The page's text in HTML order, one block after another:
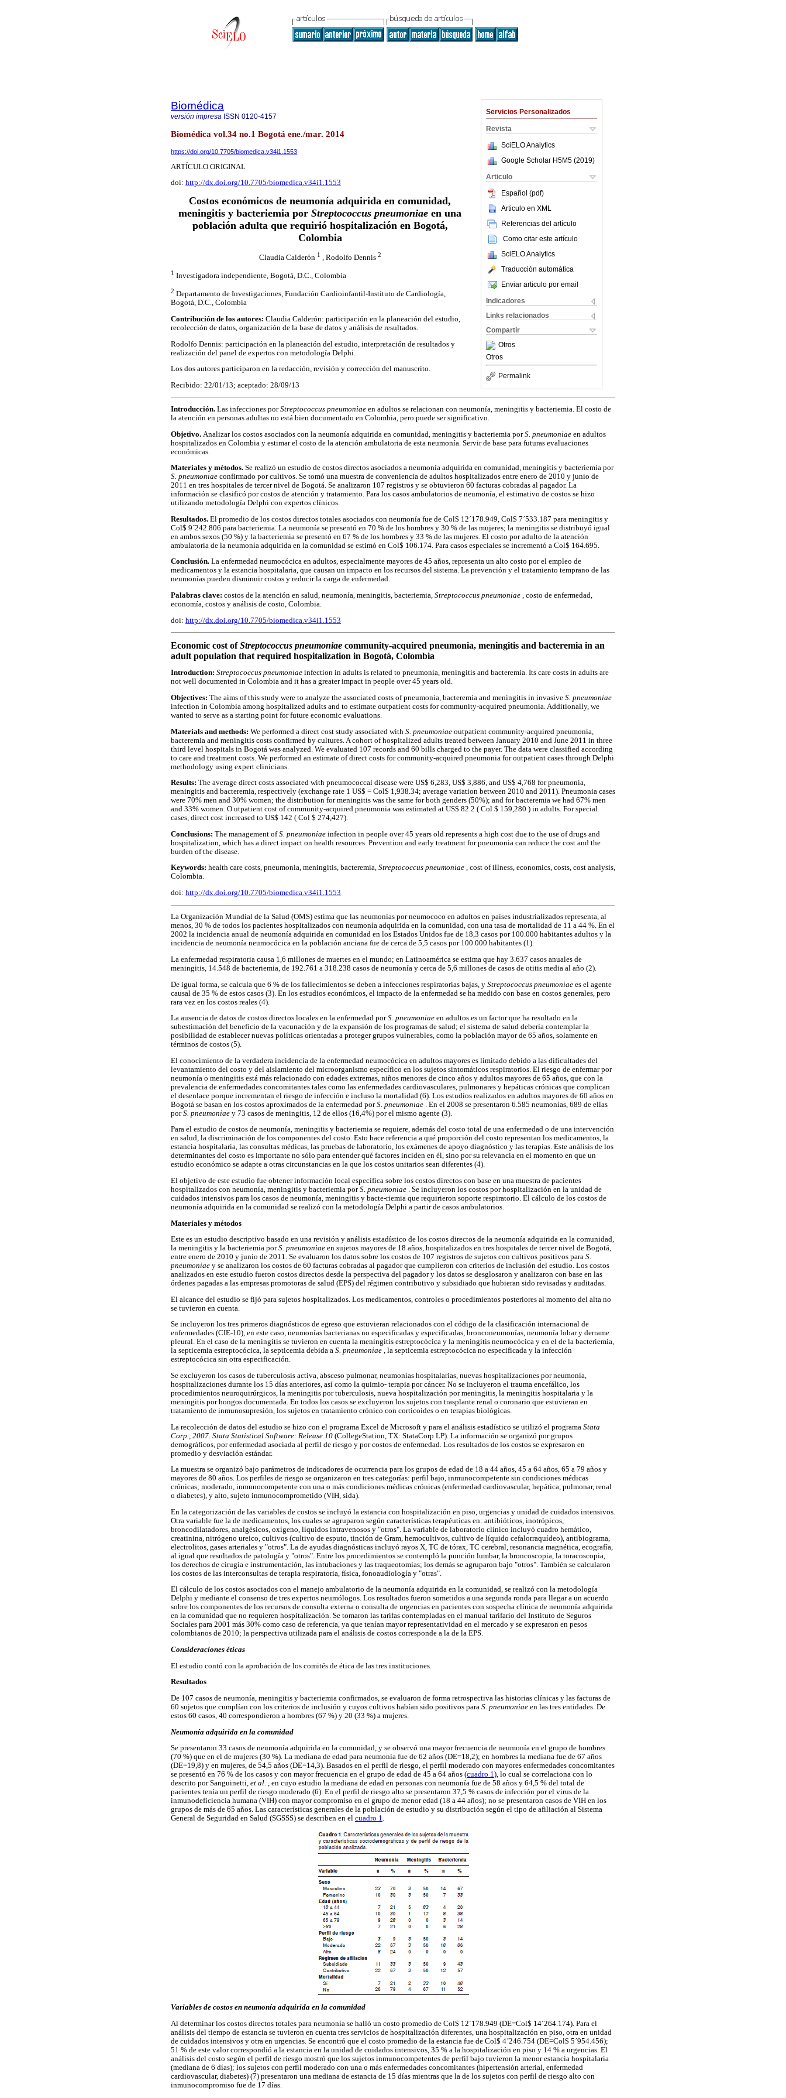
Servicios Personalizados
Revista
SciELO Analytics
Google Scholar H5M5 (2019)
Articulo
Español (pdf)
Articulo en XML
Referencias del artículo
Como citar este artículo
SciELO Analytics
Traducción automática
Enviar articulo por email
Indicadores
Links relacionados
Compartir
Otros
Otros
Permalink
Biomédica
versión impresa ISSN 0120-4157
Biomédica vol.34 no.1 Bogotá ene./mar. 2014
https://doi.org/10.7705/biomedica.v34i1.1553
ARTÍCULO ORIGINAL
doi: http://dx.doi.org/10.7705/biomedica.v34i1.1553
Costos económicos de neumonía adquirida en comunidad,
meningitis y bacteriemia por Streptococcus pneumoniae en una
población adulta que requirió hospitalización en Bogotá,
Colombia
Claudia Calderón 1 , Rodolfo Dennis 2
1 Investigadora independiente, Bogotá, D.C., Colombia
2 Departamento de Investigaciones, Fundación Cardioinfantil-Instituto de Cardiología,
Bogotá, D.C., Colombia
Contribución de los autores: Claudia Calderón: participación en la planeación del estudio,
recolección de datos, organización de la base de datos y análisis de resultados.
Rodolfo Dennis: participación en la planeación del estudio, interpretación de resultados y
realización del panel de expertos con metodología Delphi.
Los dos autores participaron en la redacción, revisión y corrección del manuscrito.
Recibido: 22/01/13; aceptado: 28/09/13
Introducción. Las infecciones porStreptococcus pneumoniae en adultos se relacionan con neumonía, meningitis y bacteriemia. El costo de
la atención en personas adultas no está bien documentado en Colombia, pero puede ser significativo.
Objetivo. Analizar los costos asociados con la neumonía adquirida en comunidad, meningitis y bacteriemia porS. pneumoniae en adultos
hospitalizados en Colombia y estimar el costo de la atención ambulatoria de esta neumonía. Servir de base para futuras evaluaciones
económicas.
Materiales y métodos. Se realizó un estudio de costos directos asociados a neumonía adquirida en comunidad, meningitis y bacteriemia por
S. pneumoniae confirmado por cultivos. Se tomó una muestra de conveniencia de adultos hospitalizados entre enero de 2010 y junio de
2011 en tres hospitales de tercer nivel de Bogotá. Se analizaron 107 registros y se obtuvieron 60 facturas cobradas al pagador. La
información se clasificó por costos de atención y tratamiento. Para los casos ambulatorios de neumonía, el estimativo de costos se hizo
utilizando metodología Delphi con expertos clínicos.
Resultados. El promedio de los costos directos totales asociados con neumonía fue de Col$ 12´178.949, Col$ 7´533.187 para meningitis y
Col$ 9´242.806 para bacteriemia. La neumonía se presentó en 70 % de los hombres y 30 % de las mujeres; la meningitis se distribuyó igual
en ambos sexos (50 %) y la bacteriemia se presentó en 67 % de los hombres y 33 % de las mujeres. El costo por adulto de la atención
ambulatoria de la neumonía adquirida en la comunidad se estimó en Col$ 106.174. Para casos especiales se incrementó a Col$ 164.695.
Conclusión. La enfermedad neumocócica en adultos, especialmente mayores de 45 años, representa un alto costo por el empleo de
medicamentos y la estancia hospitalaria, que causan un impacto en los recursos del sistema. La prevención y el tratamiento temprano de las
neumonías pueden disminuir costos y reducir la carga de enfermedad.
Palabras clave: costos de la atención en salud, neumonía, meningitis, bacteriemia, Streptococcus pneumoniae , costo de enfermedad,
economía, costos y análisis de costo, Colombia.
doi: http://dx.doi.org/10.7705/biomedica.v34i1.1553
Economic cost ofStreptococcus pneumoniae community-acquired pneumonia, meningitis and bacteremia in an
adult population that required hospitalization in Bogotá, Colombia
Introduction: Streptococcus pneumoniae infection in adults is related to pneumonia, meningitis and bacteremia. Its care costs in adults are
not well documented in Colombia and it has a greater impact in people over 45 years old.
Objectives: The aims of this study were to analyze the associated costs of pneumonia, bacteremia and meningitis in invasive S. pneumoniae
infection in Colombia among hospitalized adults and to estimate outpatient costs for community-acquired pneumonia. Additionally, we
wanted to serve as a starting point for future economic evaluations.
Materials and methods: We performed a direct cost study associated with S. pneumoniae outpatient community-acquired pneumonia,
bacteremia and meningitis costs confirmed by cultures. A cohort of hospitalized adults treated between January 2010 and June 2011 in three
third level hospitals in Bogotá was analyzed. We evaluated 107 records and 60 bills charged to the payer. The data were classified according
to care and treatment costs. We performed an estimate of direct costs for community-acquired pneumonia for outpatient cases through Delphi
methodology using expert clinicians.
Results: The average direct costs associated with pneumococcal disease were US$ 6,283, US$ 3,886, and US$ 4,768 for pneumonia,
meningitis and bacteremia, respectively (exchange rate 1 US$ = Col$ 1,938.34; average variation between 2010 and 2011). Pneumonia cases
were 70% men and 30% women; the distribution for meningitis was the same for both genders (50%); and for bacteremia we had 67% men
and 33% women. O utpatient cost of community-acquired pneumonia was estimated at US$ 82.2 ( Col $ 159,280 ) in adults. For special
cases, direct cost increased to US$ 142 ( Col $ 274,427).
Conclusions: The management ofS. pneumoniae infection in people over 45 years old represents a high cost due to the use of drugs and
hospitalization, which has a direct impact on health resources. Prevention and early treatment for pneumonia can reduce the cost and the
burden of the disease.
Keywords: health care costs, pneumonia, meningitis, bacteremia, Streptococcus pneumoniae , cost of illness, economics, costs, cost analysis,
Colombia.
doi: http://dx.doi.org/10.7705/biomedica.v34i1.1553
La Organización Mundial de la Salud (OMS) estima que las neumonías por neumococo en adultos en países industrializados representa, al
menos, 30 % de todos los pacientes hospitalizados con neumonía adquirida en la comunidad, con una tasa de mortalidad de 11 a 44 %. En el
2002 la incidencia anual de neumonía adquirida en comunidad en los Estados Unidos fue de 18,3 casos por 100.000 habitantes adultos y la
incidencia de neumonía neumocócica en la población anciana fue de cerca de 5,5 casos por 100.000 habitantes (1).
La enfermedad respiratoria causa 1,6 millones de muertes en el mundo; en Latinoamérica se estima que hay 3.637 casos anuales de
meningitis, 14.548 de bacteriemia, de 192.761 a 318.238 casos de neumonía y cerca de 5,6 millones de casos de otitis media al año (2).
De igual forma, se calcula que 6 % de los fallecimientos se deben a infecciones respiratorias bajas, y Streptococcus pneumoniae es el agente
causal de 35 % de estos casos (3). En los estudios económicos, el impacto de la enfermedad se ha medido con base en costos generales, pero
rara vez en los costos reales (4).
La ausencia de datos de costos directos locales en la enfermedad porS. pneumoniae en adultos es un factor que ha resultado en la
subestimación del beneficio de la vacunación y de la expansión de los programas de salud; el sistema de salud debería contemplar la
posibilidad de establecer nuevas políticas orientadas a proteger grupos vulnerables, como la población mayor de 65 años, solamente en
términos de costos (5).
El conocimiento de la verdadera incidencia de la enfermedad neumocócica en adultos mayores es limitado debido a las dificultades del
levantamiento del costo y del aislamiento del microorganismo específico en los sujetos sintomáticos respiratorios. El riesgo de enfermar por
neumonía o meningitis está más relacionado con edades extremas, niños menores de cinco años y adultos mayores de 65 años, que con la
prevalencia de enfermedades concomitantes tales como las enfermedades cardiovasculares, pulmonares y hepáticas crónicas que complican
el desenlace porque incrementan el riesgo de infección e incluso la mortalidad (6). Los estudios realizados en adultos mayores de 60 años en
Bogotá se basan en los costos aproximados de la enfermedad porS. pneumoniae
. En el 2008 se presentaron 6.585 neumonías, 689 de ellas
porS. pneumoniae y 73 casos de meningitis, 12 de ellos (16,4%) por el mismo agente (3).
Para el estudio de costos de neumonía, meningitis y bacteriemia se requiere, además del costo total de una enfermedad o de una intervención
en salud, la discriminación de los componentes del costo. Esto hace referencia a qué proporción del costo representan los medicamentos, la
estancia hospitalaria, las consultas médicas, las pruebas de laboratorio, los exámenes de apoyo diagnóstico y las terapias. Este análisis de los
determinantes del costo es importante no sólo para entender qué factores inciden en él, sino por su relevancia en el momento en que un
estudio económico se adapte a otras circunstancias en la que los costos unitarios sean diferentes (4).
El objetivo de este estudio fue obtener información local específica sobre los costos directos con base en una muestra de pacientes
hospitalizados con neumonía, meningitis y bacteriemia porS. pneumoniae . Se incluyeron los costos por hospitalización en la unidad de
cuidados intensivos para los casos de neumonía, meningitis y bacte-riemia que requirieron soporte respiratorio. El cálculo de los costos de
neumonía adquirida en la comunidad se realizó con la metodología Delphi a partir de casos ambulatorios.
Materiales y métodos
Este es un estudio descriptivo basado en una revisión y análisis estadístico de los costos directos de la neumonía adquirida en la comunidad,
la meningitis y la bacteriemia porS. pneumoniae en sujetos mayores de 18 años, hospitalizados en tres hospitales de tercer nivel de Bogotá,
entre enero de 2010 y junio de 2011. Se evaluaron los datos sobre los costos de 107 registros de sujetos con cultivos positivos para S.
pneumoniae y se analizaron los costos de 60 facturas cobradas al pagador que cumplieron con criterios de inclusión del estudio. Los costos
analizados en este estudio fueron costos directos desde la perspectiva del pagador y los datos se desglosaron y analizaron con base en las
órdenes pagadas a las empresas promotoras de salud (EPS) del régimen contributivo y subsidiado que hubieran sido revisadas y auditadas.
El alcance del estudio se fijó para sujetos hospitalizados. Los medicamentos, controles o procedimientos posteriores al momento del alta no
se tuvieron en cuenta.
Se incluyeron los tres primeros diagnósticos de egreso que estuvieran relacionados con el código de la clasificación internacional de
enfermedades (CIE-10), en este caso, neumonías bacterianas no especificadas y especificadas, bronconeumonías, neumonía lobar y derrame
pleural. En el caso de la meningitis se tuvieron en cuenta la meningitis estreptocócica y la meningitis neumocócica y en el de la bacteriemia,
la septicemia estreptocócica, la septicemia debida a S. pneumoniae , la septicemia estreptocócica no especificada y la infección
estreptocócica sin otra especificación.
Se excluyeron los casos de tuberculosis activa, absceso pulmonar, neumonías hospitalarias, nuevas hospitalizaciones por neumonía,
hospitalizaciones durante los 15 días anteriores, así como la quimio- terapia por cáncer. No se incluyeron el trauma encefálico, los
procedimientos neuroquirúrgicos, la meningitis por tuberculosis, nueva hospitalización por meningitis, la meningitis hospitalaria y la
meningitis por hongos documentada. En todos los casos se excluyeron los sujetos con trasplante renal o coronario que estuvieran en
tratamiento de inmunosupresión, los sujetos en tratamiento crónico con corticoides o en terapias biológicas.
La recolección de datos del estudio se hizo con el programa Excel de Microsoft y para el análisis estadístico se utilizó el programa Stata
Corp., 2007. Stata Statistical Software: Release 10 (CollegeStation, TX: StataCorp LP). La información se organizó por grupos
demográficos, por enfermedad asociada al perfil de riesgo y por costos de enfermedad. Los resultados de los costos se expresaron en
promedio y desviación estándar.
La muestra se organizó bajo parámetros de indicadores de ocurrencia para los grupos de edad de 18 a 44 años, 45 a 64 años, 65 a 79 años y
mayores de 80 años. Los perfiles de riesgo se organizaron en tres categorías: perfil bajo, inmunocompetente sin condiciones médicas
crónicas; moderado, inmunocompetente con una o más condiciones médicas crónicas (enfermedad cardiovascular, hepática, pulmonar, renal
o diabetes), y alto, sujeto inmunocomprometido (VIH, sida).
En la categorización de las variables de costos se incluyó la estancia con hospitalización en piso, urgencias y unidad de cuidados intensivos.
Otra variable fue la de medicamentos, los cuales se agruparon según características terapéuticas en: antibióticos, inotrópicos,
broncodilatadores, analgésicos, oxígeno, líquidos intravenosos y "otros". La variable de laboratorio clínico incluyó cuadro hemático,
creatinina, nitrógeno ureico, cultivos (cultivo de esputo, tinción de Gram, hemocultivos, cultivo de líquido cefalorraquídeo), antibiograma,
electrolitos, gases arteriales y "otros". La de ayudas diagnósticas incluyó rayos X, TC de tórax, TC cerebral, resonancia magnética, ecografía,
al igual que resultados de patología y "otros". Entre los procedimientos se contempló la punción lumbar, la broncoscopia, la toracoscopia,
los derechos de cirugía e instrumentación, las intubaciones y las traqueotomías; los demás se agruparon bajo "otros". También se calcularon
los costos de las interconsultas de terapia respiratoria, física, fonoaudiología y "otras".
El cálculo de los costos asociados con el manejo ambulatorio de la neumonía adquirida en la comunidad, se realizó con la metodología
Delphi y mediante el consenso de tres expertos neumólogos. Los resultados fueron sometidos a una segunda ronda para llegar a un acuerdo
sobre los componentes de los recursos de consulta externa o consulta de urgencias en pacientes con sospecha clínica de neumonía adquirida
en la comunidad que no requieren hospitalización. Se tomaron las tarifas contempladas en el manual tarifario del Instituto de Seguros
Sociales para 2001 más 30% como caso de referencia, ya que tenían mayor representatividad en el mercado y se expresaron en pesos
colombianos de 2010; la perspectiva utilizada para el análisis de costos corresponde a la de la EPS.
Consideraciones éticas
El estudio contó con la aprobación de los comités de ética de las tres instituciones.
Resultados
De 107 casos de neumonía, meningitis y bacteriemia confirmados, se evaluaron de forma retrospectiva las historias clínicas y las facturas de
60 sujetos que cumplían con los criterios de inclusión y cuyos cultivos habían sido positivos para S. pneumoniae en las tres entidades. De
estos 60 casos, 40 correspondieron a hombres (67 %) y 20 (33 %) a mujeres.
Neumonía adquirida en la comunidad
Se presentaron 33 casos de neumonía adquirida en la comunidad, y se observó una mayor frecuencia de neumonía en el grupo de hombres
(70 %) que en el de mujeres (30 %). La mediana de edad para neumonía fue de 62 años (DE=18,2); en hombres la mediana fue de 67 años
(DE=19,8) y en mujeres, de 54,5 años (DE=14,3). Basados en el perfil de riesgo, el perfil moderado con mayores enfermedades concomitantes
se presentó en 76 % de los casos y con mayor frecuencia en el grupo de edad de 45 a 64 años (cuadro 1), lo cual se correlaciona con lo
descrito por Sanguinetti, et al. , en cuyo estudio la mediana de edad en personas con neumonía fue de 58 años y 64,5 % del total de
pacientes tenía un perfil de riesgo moderado (6). En el perfil de riesgo alto se presentaron 37,5 % casos de infección por el virus de la
inmunodeficiencia humana (VIH) con mayor compromiso en el grupo de menor edad (18 a 44 años); no se presentaron casos de VIH en los
grupos de más de 65 años. Las características generales de la población de estudio y su distribución según el tipo de afiliación al Sistema
General de Seguridad en Salud (SGSSS) se describen en el cuadro 1.
Variables de costos en neumonía adquirida en la comunidad
Al determinar los costos directos totales para neumonía se halló un costo promedio de Col$ 12´178.949 (DE=Col$ 14´264.174). Para el
análisis del tiempo de estancia se tuvieron en cuenta tres servicios de hospitalización diferentes, una hospitalización en piso, otra en unidad
de cuidados intensivos y otra en urgencias. Se encontró que el costo promedio de la estancia fue de Col$ 4´246.754 (DE=Col$ 5´954.456);
51 % de este valor correspondió a la estancia en la unidad de cuidados intensivos, 35 % a la hospitalización en piso y 14 % a urgencias. El
análisis del costo según el perfil de riesgo mostró que los sujetos inmunocompetentes de perfil bajo tuvieron la menor estancia hospitalaria
(mediana de 6 días); los sujetos con perfil moderado con una o más enfermedades concomitantes (hipertensión arterial, enfermedad
cardiovascular, diabetes) (7) presentaron una mediana de estancia de 15 días mientras que la de los sujetos con perfil de riesgo alto con
inmunocompromiso fue de 17 días.